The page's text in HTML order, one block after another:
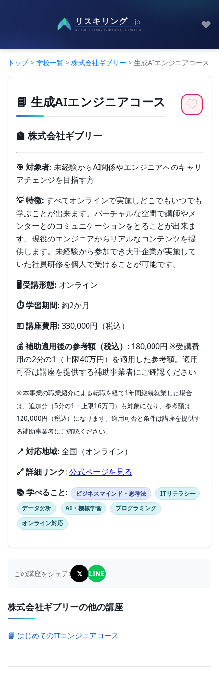
♥
トップ> 学校一覧 > 株式会社ギブリー > 生成AIエンジニアコース
📘 生成AIエンジニアコース ♡
🏫 株式会社ギブリー
🎯 対象者: 未経験からAI関係やエンジニアへのキャリ
アチェンジを目指す方
💡 特徴: すべてオンラインで実施しどこでもいつでも
学ぶことが出来ます。バーチャルな空間で講師やメ
ンターとのコミュニケーションをとることが出来ま
す。現役のエンジニアからリアルなコンテンツを提
供します。未経験から参加でき大手企業が実施して
いた社員研修を個人で受けることが可能です。
🖥️ 受講形態: オンライン
⏱️ 学習期間: 約2か月
💴 講座費用: 330,000円（税込）
💰 補助適用後の参考額（税込）: 180,000円 ※受講費
用の2分の1（上限40万円）を適用した参考額。適用
可否は講座を提供する補助事業者にご確認ください
※ 本事業の職業紹介による転職を経て1年間継続就業した場合
は、追加分（5分の1・上限16万円）も対象になり、参考額は
120,000円（税込）になります。適用可否と条件は講座を提供す
る補助事業者にご確認ください。
📍 対応地域: 全国（オンライン）
🔗 詳細リンク: 公式ページを見る
📚 学べること:
ビジネスマインド・思考法
ITリテラシー
データ分析
AI・機械学習
プログラミング
オンライン対応
この講座をシェア: 𝕏 LINE
株式会社ギブリーの他の講座
📘 はじめてのITエンジニアコース